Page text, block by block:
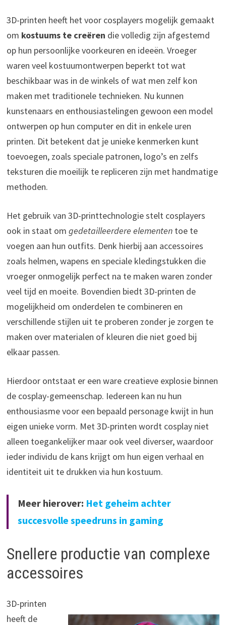
3D-printen heeft het voor cosplayers mogelijk gemaakt
om kostuums te creëren die volledig zijn afgestemd
op hun persoonlijke voorkeuren en ideeën. Vroeger
waren veel kostuumontwerpen beperkt tot wat
beschikbaar was in de winkels of wat men zelf kon
maken met traditionele technieken. Nu kunnen
kunstenaars en enthousiastelingen gewoon een model
ontwerpen op hun computer en dit in enkele uren
printen. Dit betekent dat je unieke kenmerken kunt
toevoegen, zoals speciale patronen, logo’s en zelfs
teksturen die moeilijk te repliceren zijn met handmatige
methoden.
Het gebruik van 3D-printtechnologie stelt cosplayers
ook in staat om gedetailleerdere elemententoe te
voegen aan hun outfits. Denk hierbij aan accessoires
zoals helmen, wapens en speciale kledingstukken die
vroeger onmogelijk perfect na te maken waren zonder
veel tijd en moeite. Bovendien biedt 3D-printen de
mogelijkheid om onderdelen te combineren en
verschillende stijlen uit te proberen zonder je zorgen te
maken over materialen of kleuren die niet goed bij
elkaar passen.
Hierdoor ontstaat er een ware creatieve explosie binnen
de cosplay-gemeenschap. Iedereen kan nu hun
enthousiasme voor een bepaald personage kwijt in hun
eigen unieke vorm. Met 3D-printen wordt cosplay niet
alleen toegankelijker maar ook veel diverser, waardoor
ieder individu de kans krijgt om hun eigen verhaal en
identiteit uit te drukken via hun kostuum.
Meer hierover: Het geheim achter
succesvolle speedruns in gaming
Snellere productie van complexe
accessoires
3D-printen
heeft de